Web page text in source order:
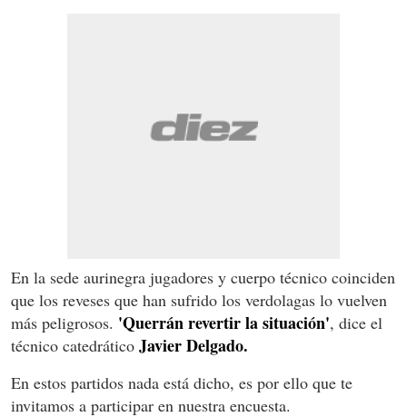
En la sede aurinegra jugadores y cuerpo técnico coinciden
que los reveses que han sufrido los verdolagas lo vuelven
más peligrosos. 'Querrán revertir la situación', dice el
técnico catedrático Javier Delgado.
En estos partidos nada está dicho, es por ello que te
invitamos a participar en nuestra encuesta.